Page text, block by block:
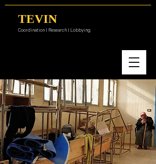
TEVIN
Coordination | Research | Lobbying